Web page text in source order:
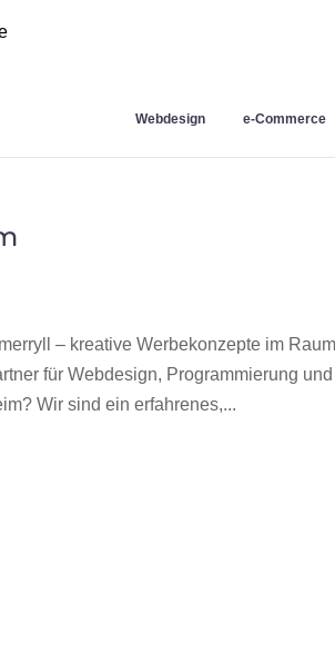
Webdesign e-Commerce
– kreative Werbekonzepte im
für Webdesign, Programmierung
Wir sind ein erfahrenes,...